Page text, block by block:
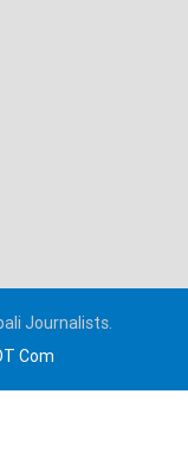
Journalists.
Com